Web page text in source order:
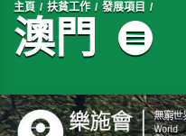
主頁 扶貧工作 發展項目
澳門 目錄